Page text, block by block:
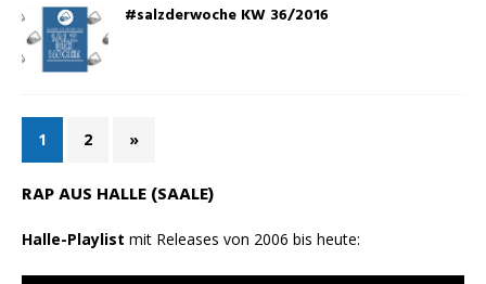
#salzderwoche KW 36/2016
1 2 »
RAP AUS HALLE (SAALE)
Halle-Playlist mit Releases von 2006 bis heute: